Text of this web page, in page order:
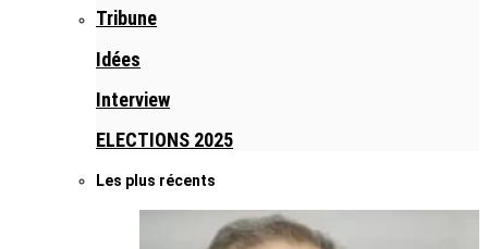
Tribune
Idées
Interview
ELECTIONS 2025
Les plus récents